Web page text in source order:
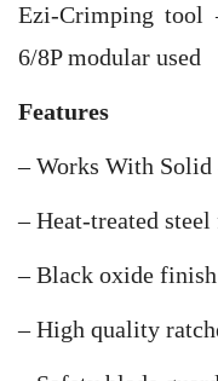
Ezi-Crimping
6/8P modular used
Features
– Works With Solid
– Heat-treated steel
– Black oxide
– High quality